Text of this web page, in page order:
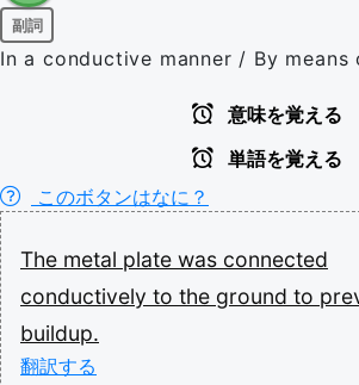
副詞
In a conductive manner / By
意味を覚える
単語を覚える
このボタンはなに？
The metal plate was connected
conductively to the ground to
buildup.
翻訳する